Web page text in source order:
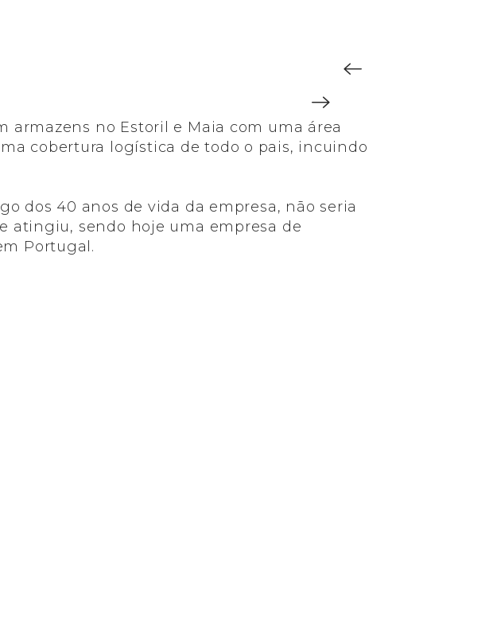
armazens no Estoril e Maia com uma área
cobertura logística de todo o pais, incuindo
dos 40 anos de vida da empresa, não seria
atingiu, sendo hoje uma empresa de
Portugal.